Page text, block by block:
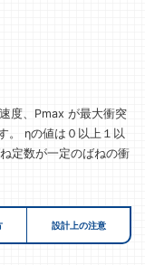
度、Pmax が最大衝突
。 ηの値は０以上１以
定数が一定のばねの衝
設計上の注意